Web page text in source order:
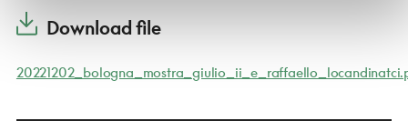
Download file